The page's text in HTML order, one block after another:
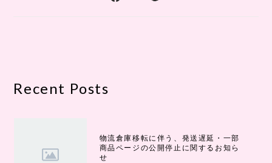
Recent Posts
物流倉庫移転に伴う、発送遅延・一部
商品ページの公開停止に関するお知ら
せ